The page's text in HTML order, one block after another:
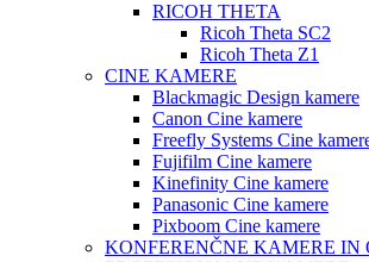
RICOH THETA
Ricoh Theta SC2
Ricoh Theta Z1
CINE KAMERE
Blackmagic Design kamere
Canon Cine kamere
Freefly Systems Cine
Fujifilm Cine kamere
Kinefinity Cine kamere
Panasonic Cine kamere
Pixboom Cine kamere
KONFERENČNE KAMERE IN